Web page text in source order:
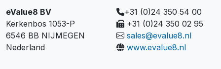
eValue8 BV
Kerkenbos 1053-P
6546 BB NIJMEGEN
Nederland
+31 (0)24 350 54 00
+31 (0)24 350 02 95
sales@evalue8.nl
www.evalue8.nl